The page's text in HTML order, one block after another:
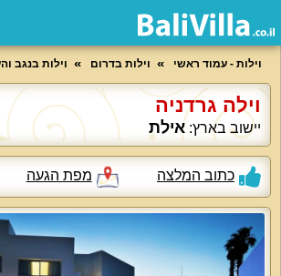
וילות - עמוד ראשי וילות בדרום וילות בנגב
וילה גרדניה
יישוב בארץ: אילת
כתוב המלצה מפת הגעה